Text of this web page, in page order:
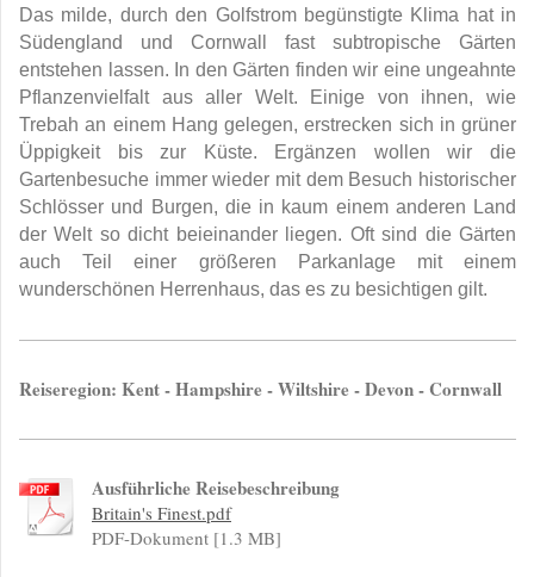
Das milde, durch den Golfstrom begünstigte Klima hat in
Südengland und Cornwall fast subtropische Gärten
entstehen lassen. In den Gärten finden wir eine ungeahnte
Pflanzenvielfalt aus aller Welt. Einige von ihnen, wie
Trebah an einem Hang gelegen, erstrecken sich in grüner
Üppigkeit bis zur Küste. Ergänzen wollen wir die
Gartenbesuche immer wieder mit dem Besuch historischer
Schlösser und Burgen, die in kaum einem anderen Land
der Welt so dicht beieinander liegen. Oft sind die Gärten
auch Teil einer größeren Parkanlage mit einem
wunderschönen Herrenhaus, das es zu besichtigen gilt.
Reiseregion: Kent - Hampshire - Wiltshire - Devon - Cornwall
Ausführliche Reisebeschreibung
Britain's Finest.pdf
PDF-Dokument [1.3 MB]